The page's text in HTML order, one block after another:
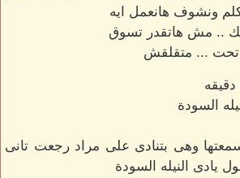
ونشوف هانعمل ايه
.. مش هاتقدر تسوق
تحت ... متقلقش
السودة
وهى بتنادى على مراد رجعت تانى
يادى النيله السودة